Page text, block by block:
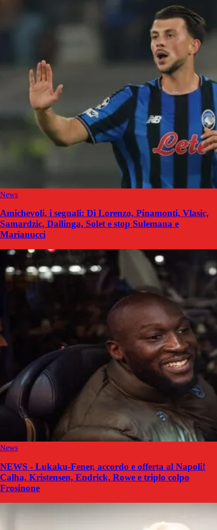
News
Amichevoli, i segnali: Di Lorenzo, Pinamonti, Vlasic,
Samardzic, Dallinga, Solet e stop Sulemana e
Marianucci
News
NEWS - Lukaku-Fener, accordo e offerta al Napoli!
Calha, Kristensen, Endrick, Rowe e triplo colpo
Frosinone